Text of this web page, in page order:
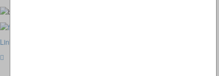
Link zur klassischen Website